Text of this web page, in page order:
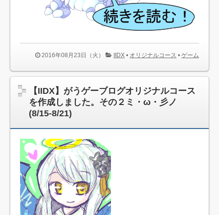
2016年08月23日（火） IIDX • オリジナルコース • ゲーム
【IIDX】がうゲーブログオリジナルコース
を作成しました。その２ミ・ω・彡ノ
(8/15-8/21)